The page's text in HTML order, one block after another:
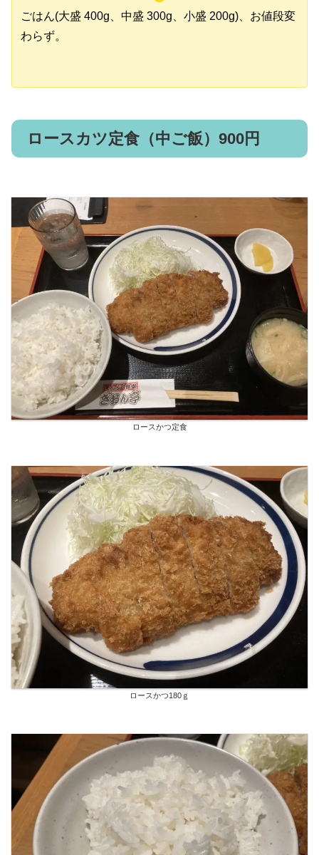
ごはん(大盛 400g、中盛 300g、小盛 200g)、お値段変
わらず。
ロースカツ定食（中ご飯）900円
ロースかつ定食
ロースかつ180ｇ